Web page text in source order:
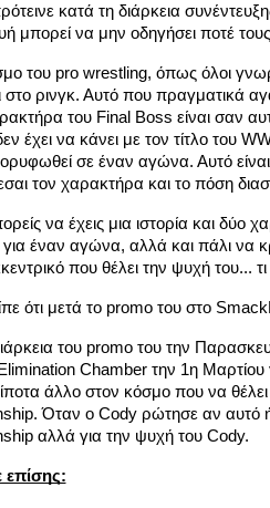
κατά τη διάρκεια
μπορεί να μην οδηγήσει ποτέ
του pro wrestling, όπως όλοι
στο ρινγκ. Αυτό που πραγματικά
του Final Boss είναι σαν
έχει να κάνει με τον τίτλο του
σε έναν αγώνα. Αυτό είναι
τον χαρακτήρα και το πόση
να έχεις μια ιστορία και δύο
για έναν αγώνα, αλλά και πάλι να
που θέλει την ψυχή του...
ότι μετά το promo του στο
του promo του την
Elimination Chamber την 1η
άλλο στον κόσμο που να
Όταν ο Cody ρώτησε αν αυτό
αλλά για την ψυχή του Cody.
επίσης: